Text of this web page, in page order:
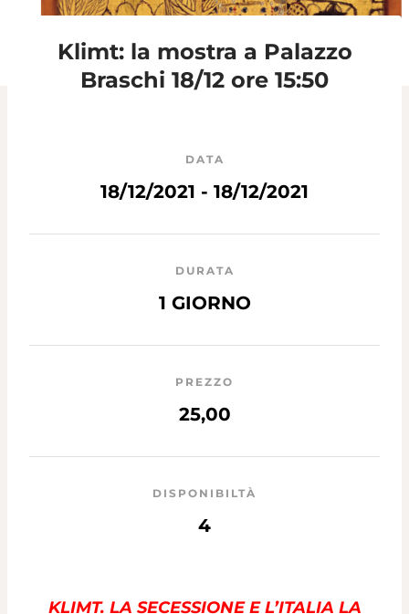
Klimt: la mostra a Palazzo
Braschi 18/12 ore 15:50
DATA
18/12/2021 - 18/12/2021
DURATA
1 GIORNO
PREZZO
25,00
DISPONIBILTÀ
4
KLIMT. LA SECESSIONE E L’ITALIA LA